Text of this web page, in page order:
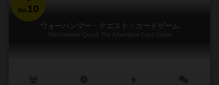
No. 10
ウォーハンマー・クエスト：カードゲーム
Warhammer Quest: The Adventure Card Game